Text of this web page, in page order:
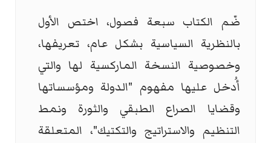
ضّم الكتاب سبعة فصول، اختص الأول
بالنظرية السياسية بشكل عام، تعريفها،
وخصوصية النسخة الماركسية لها والتي
أُدخل عليها مفهوم "الدولة ومؤسساتها
وقضايا الصراع الطبقي والثورة ونمط
التنظيم والاستراتيج والتكتيك"، المتعلقة